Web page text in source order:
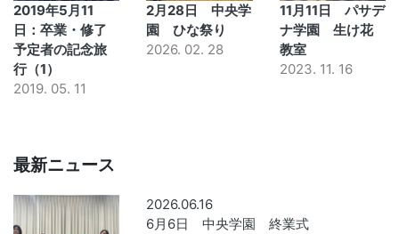
2019年5月11
日：卒業・修了
予定者の記念旅
行（1）
2019. 05. 11
2月28日 中央学
園 ひな祭り
2026. 02. 28
11月11日 パサデ
ナ学園 生け花
教室
2023. 11. 16
最新ニュース
2026.06.16
6月6日 中央学園 終業式